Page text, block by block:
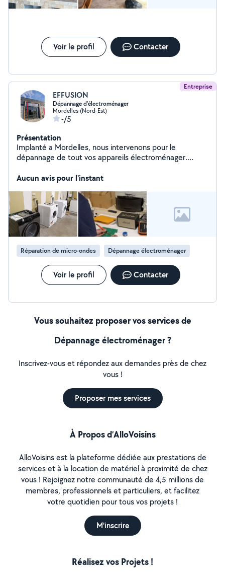
Voir le profil Contacter
Entreprise
EFFUSION
Dépannage d'électroménager
Mordelles (Nord-Est)
-/5
Présentation
Implanté a Mordelles, nous intervenons pour le
dépannage de tout vos appareils électroménager.
et vous pouvez y déposer vos appareils a tout moment
Aucun avis pour l'instant
Réparation de micro-ondes Dépannage électroménager
Voir le profil Contacter
Vous souhaitez proposer vos services de
Dépannage électroménager ?
Inscrivez-vous et répondez aux demandes près de chez
vous !
Proposer mes services
À Propos d’AlloVoisins
AlloVoisins est la plateforme dédiée aux prestations de
services et à la location de matériel à proximité de chez
vous ! Rejoignez notre communauté de 4,5 millions de
membres, professionnels et particuliers, et facilitez
votre quotidien pour tous vos projets !
M'inscrire
Réalisez vos Projets !